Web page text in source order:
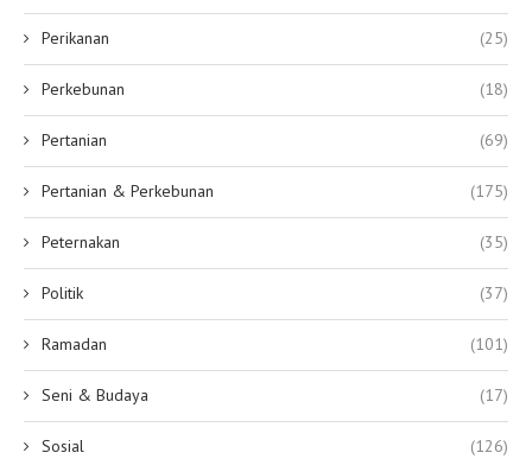
Perikanan (25)
Perkebunan (18)
Pertanian (69)
Pertanian & Perkebunan (175)
Peternakan (35)
Politik (37)
Ramadan (101)
Seni & Budaya (17)
Sosial (126)